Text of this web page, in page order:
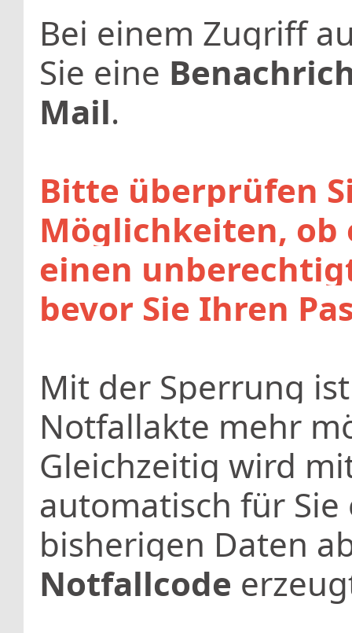
Bei einem Zugriff
Sie eine
Mail.
Bitte überprüfen
Möglichkeiten, ob
einen
bevor Sie Ihren
Mit der Sperrung
Notfallakte mehr
Gleichzeitig wird
automatisch für
bisherigen Daten
Notfallcode